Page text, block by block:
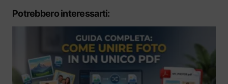
Potrebbero interessarti: